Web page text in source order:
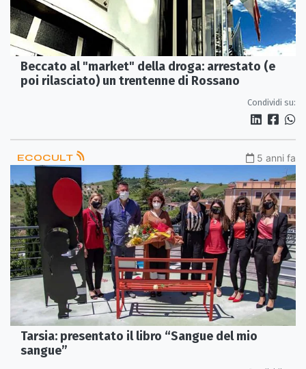
Beccato al "market" della droga: arrestato (e
poi rilasciato) un trentenne di Rossano
Condividi su:
ECOCULT 5 anni fa
Tarsia: presentato il libro “Sangue del mio
sangue”